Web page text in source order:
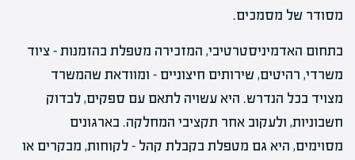
מסודר של מסמכים.
בתחום האדמיניסטרטיבי, המזכירה מטפלת בהזמנות – ציוד
משרדי, רהיטים, שירותים חיצוניים – ומוודאת שהמשרד
מצויד בכל הנדרש. היא עשויה לתאם עם ספקים, לבדוק
חשבוניות, ולעקוב אחר תקציבי המחלקה. בארגונים
מסוימים, היא גם מטפלת בקבלת קהל – לקוחות, מבקרים או